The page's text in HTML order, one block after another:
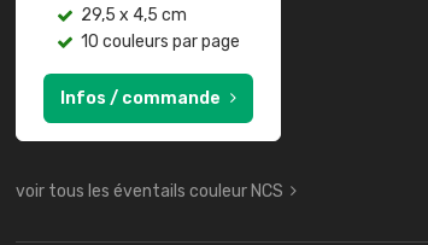
29,5 x 4,5 cm
10 couleurs par page
Infos / commande
voir tous les éventails couleur NCS